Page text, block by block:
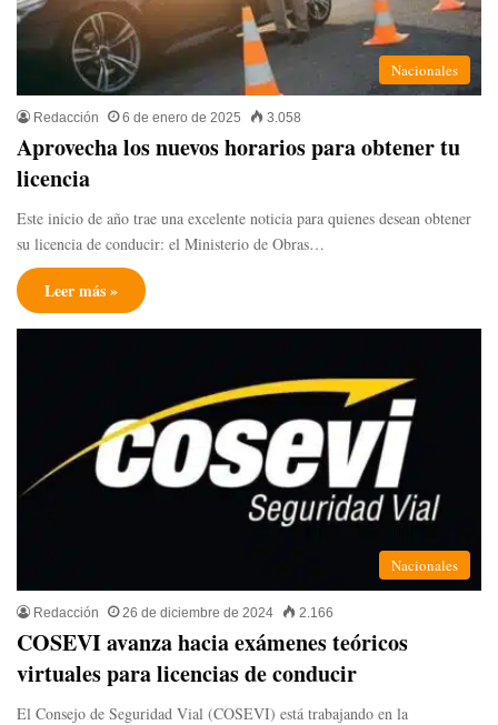
Nacionales
Redacción 6 de enero de 2025 3.058
Aprovecha los nuevos horarios para obtener tu
licencia
Este inicio de año trae una excelente noticia para quienes desean obtener
su licencia de conducir: el Ministerio de Obras…
Leer más »
Nacionales
Redacción 26 de diciembre de 2024 2.166
COSEVI avanza hacia exámenes teóricos
virtuales para licencias de conducir
El Consejo de Seguridad Vial (COSEVI) está trabajando en la